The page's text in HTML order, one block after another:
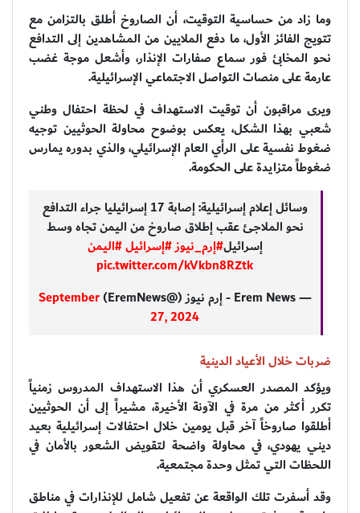
وما زاد من حساسية التوقيت، أن الصاروخ أطلق بالتزامن مع
تتويج الفائز الأول، ما دفع الملايين من المشاهدين إلى التدافع
نحو المخابئ فور سماع صفارات الإنذار، وأشعل موجة غضب
عارمة على منصات التواصل الاجتماعي الإسرائيلية.
ويرى مراقبون أن توقيت الاستهداف في لحظة احتفال وطني
شعبي بهذا الشكل، يعكس بوضوح محاولة الحوثيين توجيه
ضغوط نفسية على الرأي العام الإسرائيلي، والذي بدوره يمارس
ضغوطاً متزايدة على الحكومة.
وسائل إعلام إسرائيلية: إصابة 17 إسرائيليا جراء التدافع
نحو الملاجئ عقب إطلاق صاروخ من اليمن تجاه وسط
إسرائيل#إرم_نيوز#إسرائيل#اليمن
pic.twitter.com/kVkbn8RZtk
— Erem News - إرم نيوز (@EremNews)
September
27, 2024
ضربات خلال الأعياد الدينية
ويؤكد المصدر العسكري أن هذا الاستهداف المدروس زمنياً
تكرر أكثر من مرة في الآونة الأخيرة، مشيراً إلى أن الحوثيين
أطلقوا صاروخاً آخر قبل يومين خلال احتفالات إسرائيلية بعيد
ديني يهودي، في محاولة واضحة لتقويض الشعور بالأمان في
اللحظات التي تمثل وحدة مجتمعية.
وقد أسفرت تلك الواقعة عن تفعيل شامل للإنذارات في مناطق